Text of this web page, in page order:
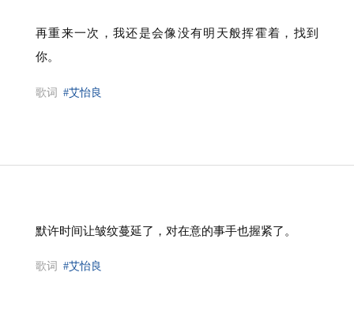
再重来一次，我还是会像没有明天般挥霍着，找到
你。
歌词 #艾怡良
默许时间让皱纹蔓延了，对在意的事手也握紧了。
歌词 #艾怡良